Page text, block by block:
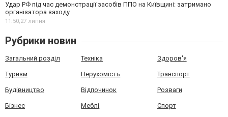
Удар РФ під час демонстрації засобів ППО на Київщині: затримано
організатора заходу
11:50,27 липня
Рубрики новин
Загальний розділ Техніка Здоров'я
Туризм Нерухомість Транспорт
Будівництво Відпочинок Розваги
Бізнес Меблі Спорт